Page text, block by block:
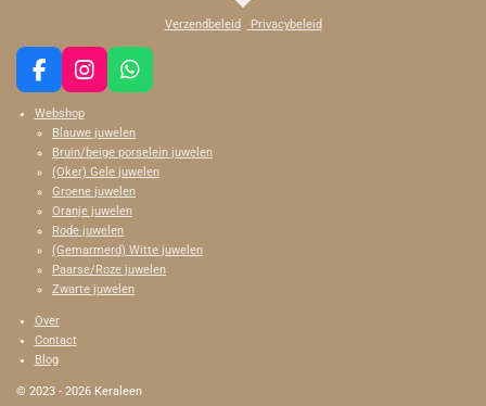
Verzendbeleid Privacybeleid
F
a
c
e
b
o
o
I
n
s
t
a
g
r
a
m
W
h
t
s
A
p
p
Webshop
Blauwe juwelen
Bruin/beige porselein juwelen
(Oker) Gele juwelen
Groene juwelen
Oranje juwelen
Rode juwelen
(Gemarmerd) Witte juwelen
Paarse/Roze juwelen
Zwarte juwelen
Over
Contact
Blog
© 2023 - 2026 Keraleen